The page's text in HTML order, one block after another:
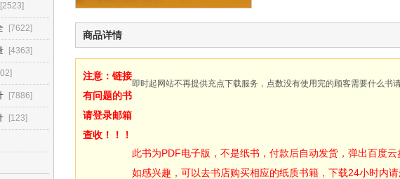
[2523]
[7622]
[4363]
[7886]
[123]
商品详情
注意：链接
有问题的书
请登录邮箱
查收！！！
即时起网站不再提供充点下载服务，点数没有使用完的顾客需要什么书
此书为PDF电子版，不是纸书，付款后自动发货，弹出百度
如感兴趣，可以去书店购买相应的纸质书籍，下载24小时内